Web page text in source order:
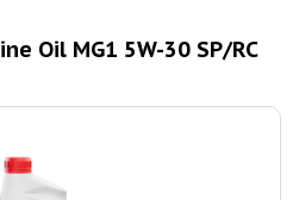
Oil MG1 5W-30 SP/RC